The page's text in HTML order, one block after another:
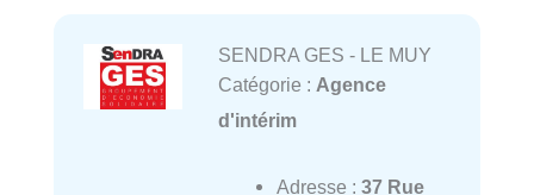
SENDRA GES - LE MUY
Catégorie : Agence
d'intérim
Adresse : 37 Rue